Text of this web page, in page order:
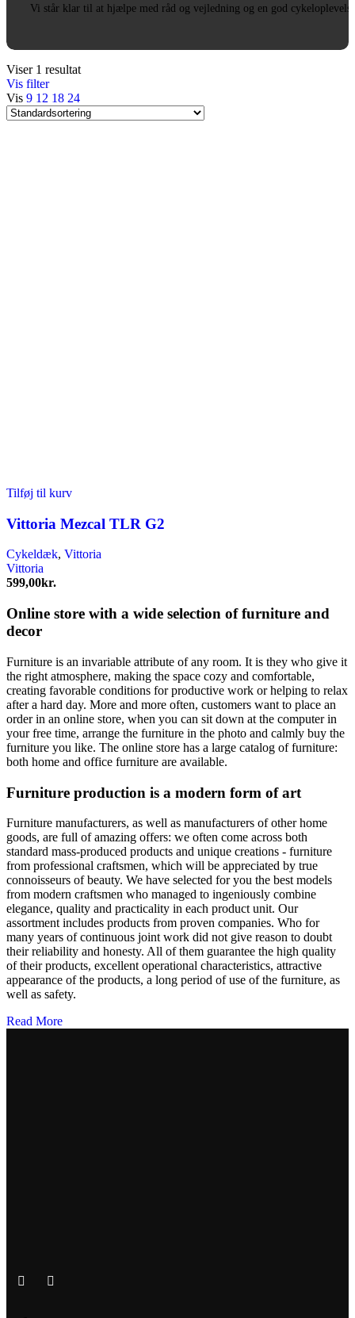
Vi står klar til at hjælpe med råd og vejledning og en god
Viser 1 resultat
Vis filter
Vis 9 12 18 24
Tilføj til kurv
Vittoria Mezcal TLR G2
Cykeldæk, Vittoria
Vittoria
599,00kr.
Online store with a wide selection of furniture and
decor
Furniture is an invariable attribute of any room. It is they who give it
the right atmosphere, making the space cozy and comfortable,
creating favorable conditions for productive work or helping to relax
after a hard day. More and more often, customers want to place an
order in an online store, when you can sit down at the computer in
your free time, arrange the furniture in the photo and calmly buy the
furniture you like. The online store has a large catalog of furniture:
both home and office furniture are available.
Furniture production is a modern form of art
Furniture manufacturers, as well as manufacturers of other home
goods, are full of amazing offers: we often come across both
standard mass-produced products and unique creations - furniture
from professional craftsmen, which will be appreciated by true
connoisseurs of beauty. We have selected for you the best models
from modern craftsmen who managed to ingeniously combine
elegance, quality and practicality in each product unit. Our
assortment includes products from proven companies. Who for
many years of continuous joint work did not give reason to doubt
their reliability and honesty. All of them guarantee the high quality
of their products, excellent operational characteristics, attractive
appearance of the products, a long period of use of the furniture, as
well as safety.
Read More